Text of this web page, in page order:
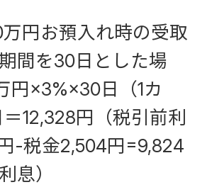
円お預入れ時の受取
間を30日とした場
円×3%×30日（1カ
12,328円（税引前利
-税金2,504円=9,824
息）